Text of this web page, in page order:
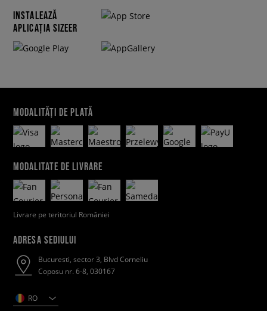
INSTALEAZĂ
APLICAȚIA SIZEER
MODALITĂȚI DE PLATĂ
MODALITATE DE LIVRARE
Livrare pe teritoriul României
ADRESA SEDIULUI
Bucuresti, sector 3, Blvd Corneliu
Coposu nr. 6-8, 030167
RO